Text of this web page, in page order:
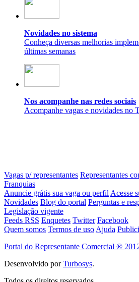
Novidades no sistema
Conheça diversas melhorias
últimas semanas
Nos acompanhe nas redes sociais
Acompanhe vagas e novidades no
Vagas p/ representantes Representantes
Franquias
Anuncie grátis sua vaga ou perfil Acesse
Novidades Blog do portal Perguntas e
Legislação vigente
Feeds RSS Enquetes Twitter Facebook
Quem somos Termos de uso Ajuda
Portal do Representante Comercial ®
Desenvolvido porTurbosys.